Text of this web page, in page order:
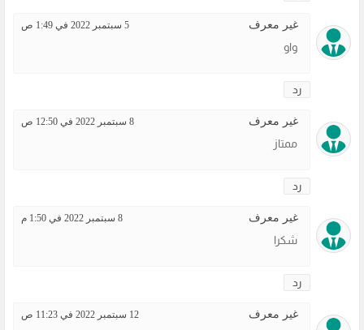
غير معرف 5 سبتمبر 2022 في 1:49 ص
واو
رد
غير معرف 8 سبتمبر 2022 في 12:50 ص
ممتاز
رد
غير معرف 8 سبتمبر 2022 في 1:50 م
شكرا
رد
غير معرف 12 سبتمبر 2022 في 11:23 ص